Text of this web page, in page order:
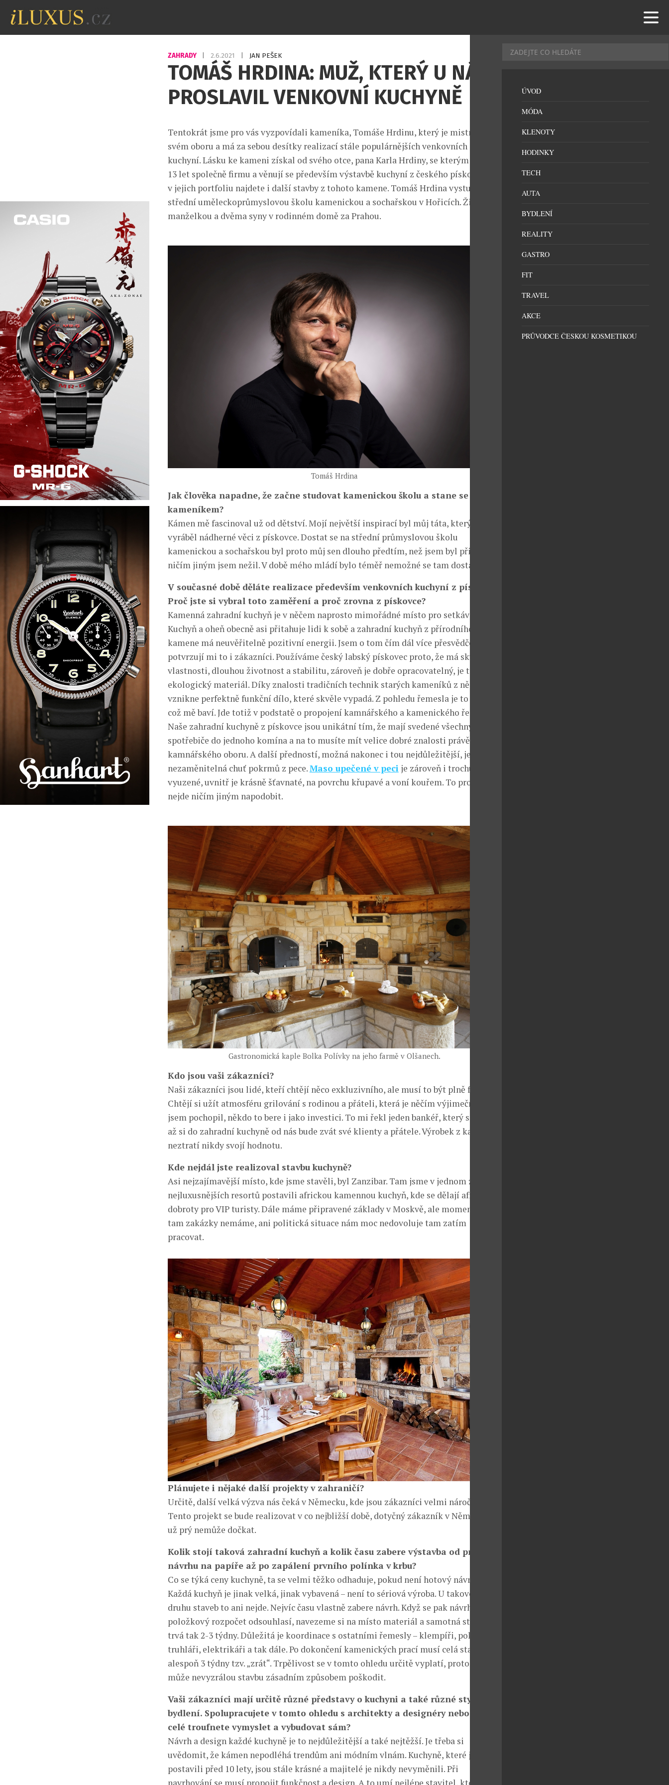
ZAHRADY 2.6.2021 JAN PEŠEK
TOMÁŠ HRDINA: MUŽ, KTERÝ U NÁS
PROSLAVIL VENKOVNÍ KUCHYNĚ
Tentokrát jsme pro vás vyzpovídali kameníka, Tomáše Hrdinu, který je mistrem ve
svém oboru a má za sebou desítky realizací stále populárnějších venkovních
kuchyní. Lásku ke kameni získal od svého otce, pana Karla Hrdiny, se kterým mají už
13 let společně firmu a věnují se především výstavbě kuchyní z českého pískovce, ale
v jejich portfoliu najdete i další stavby z tohoto kamene. Tomáš Hrdina vystudoval
střední uměleckoprůmyslovou školu kamenickou a sochařskou v Hořicích. Žije s
manželkou a dvěma syny v rodinném domě za Prahou.
Tomáš Hrdina
Jak člověka napadne, že začne studovat kamenickou školu a stane se
kameníkem?
Kámen mě fascinoval už od dětství. Mojí největší inspirací byl můj táta, který
vyráběl nádherné věci z pískovce. Dostat se na střední průmyslovou školu
kamenickou a sochařskou byl proto můj sen dlouho předtím, než jsem byl přijat,
ničím jiným jsem nežil. V době mého mládí bylo téměř nemožné se tam dostat.
V současné době děláte realizace především venkovních kuchyní z pískovce.
Proč jste si vybral toto zaměření a proč zrovna z pískovce?
Kamenná zahradní kuchyň je v něčem naprosto mimořádné místo pro setkávání.
Kuchyň a oheň obecně asi přitahuje lidi k sobě a zahradní kuchyň z přírodního
kamene má neuvěřitelně pozitivní energii. Jsem o tom čím dál více přesvědčený a
potvrzují mi to i zákazníci. Používáme český labský pískovec proto, že má skvělé
vlastnosti, dlouhou životnost a stabilitu, zároveň je dobře opracovatelný, je to čistý
ekologický materiál. Díky znalosti tradičních technik starých kameníků z něj
vznikne perfektně funkční dílo, které skvěle vypadá. Z pohledu řemesla je to výzva,
což mě baví. Jde totiž v podstatě o propojení kamnářského a kamenického řemesla.
Naše zahradní kuchyně z pískovce jsou unikátní tím, že mají svedené všechny
spotřebiče do jednoho komína a na to musíte mít velice dobré znalosti právě i z
kamnářského oboru. A další předností, možná nakonec i tou nejdůležitější, je
nezaměnitelná chuť pokrmů z pece.Maso upečené v pecije zároveň i trochu
vyuzené, uvnitř je krásně šťavnaté, na povrchu křupavé a voní kouřem. To prostě
nejde ničím jiným napodobit.
Gastronomická kaple Bolka Polívky na jeho farmě v Olšanech.
Kdo jsou vaši zákazníci?
Naši zákazníci jsou lidé, kteří chtějí něco exkluzivního, ale musí to být plně funkční.
Chtějí si užít atmosféru grilování s rodinou a přáteli, která je něčím výjimečná. A jak
jsem pochopil, někdo to bere i jako investici. To mi řekl jeden bankéř, který se těší,
až si do zahradní kuchyně od nás bude zvát své klienty a přátele. Výrobek z kamene
neztratí nikdy svojí hodnotu.
Kde nejdál jste realizoval stavbu kuchyně?
Asi nejzajímavější místo, kde jsme stavěli, byl Zanzibar. Tam jsme v jednom z
nejluxusnějších resortů postavili africkou kamennou kuchyň, kde se dělají africké
dobroty pro VIP turisty. Dále máme připravené základy v Moskvě, ale momentálně
tam zakázky nemáme, ani politická situace nám moc nedovoluje tam zatím
pracovat.
Plánujete i nějaké další projekty v zahraničí?
Určitě, další velká výzva nás čeká v Německu, kde jsou zákazníci velmi nároční.
Tento projekt se bude realizovat v co nejbližší době, dotyčný zákazník v Německu se
už prý nemůže dočkat.
Kolik stojí taková zahradní kuchyň a kolik času zabere výstavba od prvního
návrhu na papíře až po zapálení prvního polínka v krbu?
Co se týká ceny kuchyně, ta se velmi těžko odhaduje, pokud není hotový návrh.
Každá kuchyň je jinak velká, jinak vybavená – není to sériová výroba. U takového
druhu staveb to ani nejde. Nejvíc času vlastně zabere návrh. Když se pak návrh a
položkový rozpočet odsouhlasí, navezeme si na místo materiál a samotná stavba
trvá tak 2-3 týdny. Důležitá je koordinace s ostatními řemesly – klempíři, pokrývači,
truhláři, elektrikáři a tak dále. Po dokončení kamenických prací musí celá stavba
alespoň 3 týdny tzv. „zrát“. Trpělivost se v tomto ohledu určitě vyplatí, protože žár
může nevyzrálou stavbu zásadním způsobem poškodit.
Vaši zákazníci mají určitě různé představy o kuchyni a také různé styly
bydlení. Spolupracujete v tomto ohledu s architekty a designéry nebo si to
celé troufnete vymyslet a vybudovat sám?
Návrh a design každé kuchyně je to nejdůležitější a také nejtěžší. Je třeba si
uvědomit, že kámen nepodléhá trendům ani módním vlnám. Kuchyně, které jsme
postavili před 10 lety, jsou stále krásné a majitelé je nikdy nevyměnili. Při
navrhování se musí propojit funkčnost a design. A to umí nejlépe stavitel, který má s
ÚVOD
MÓDA
KLENOTY
HODINKY
TECH
AUTA
BYDLENÍ
REALITY
GASTRO
FIT
TRAVEL
AKCE
PRŮVODCE ČESKOU KOSMETIKOU